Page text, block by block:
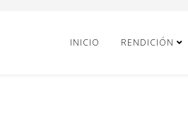
INICIO RENDICIÓN